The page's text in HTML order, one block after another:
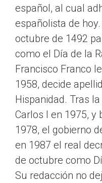
español, al cual
españolista de
octubre de 1492
como el Día de la
Francisco Franco
1958, decide
Hispanidad. Tras
Carlos I en 1975, y
1978, el gobierno
en 1987 el real
de octubre como
Su redacción no